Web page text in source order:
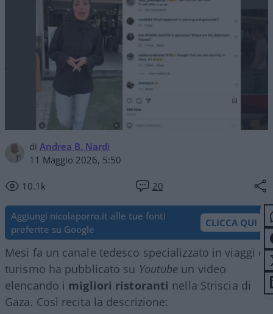
di Andrea B. Nardi
11 Maggio 2026, 5:50
10.1k 20
Aggiungi nicolaporro.it alle tue fonti
preferite su Google
CLICCA QUI
Mesi fa un canale tedesco specializzato in viaggi e
turismo ha pubblicato su Youtube un video
elencando i migliori ristoranti nella Striscia di
Gaza. Così recita la descrizione: